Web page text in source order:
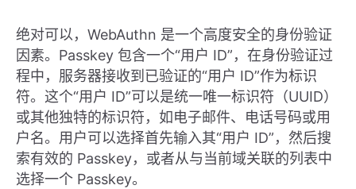
绝对可以，WebAuthn 是一个高度安全的身份验证
因素。Passkey 包含一个“用户 ID”，在身份验证过
程中，服务器接收到已验证的“用户 ID”作为标识
符。这个“用户 ID”可以是统一唯一标识符（UUID）
或其他独特的标识符，如电子邮件、电话号码或用
户名。用户可以选择首先输入其“用户 ID”，然后搜
索有效的 Passkey，或者从与当前域关联的列表中
选择一个 Passkey。